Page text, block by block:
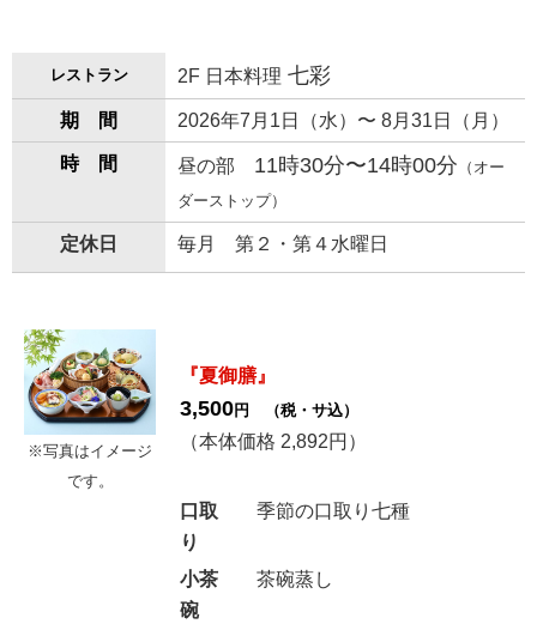
レストラン 2F 日本料理 七彩
期 間 2026年7 月1日 （水）〜 8月31日 （月）
時 間 昼の部 11時30分〜14時00分 （オー
ダーストップ）
定休日 毎月 第２・第４水曜日
※写真はイメージ
です。
『夏御膳』
3,500円 （税・サ込）
（本体価格 2,892円）
口取
り
季節の口取り七種
小茶
碗
茶碗蒸し